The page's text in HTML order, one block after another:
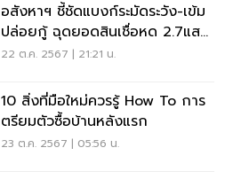
อสังหาฯ ชี้ชัดแบงก์ระมัดระวัง-เข้ม
ปล่อยกู้ ฉุดยอดสินเชื่อหด 2.7แสน
ล้าน
22 ต.ค. 2567 | 21:21 น.
10 สิ่งที่มือใหม่ควรรู้ How To การ
ตรียมตัวซื้อบ้านหลังแรก
23 ต.ค. 2567 | 05:56 น.